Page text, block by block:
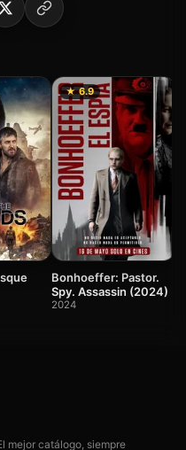
★ 6.9
Bonhoeffer: Pastor.
Spy. Assassin (2024)
2024
mejor catálogo, siempre